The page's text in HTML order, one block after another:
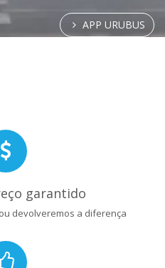
APP URUBUS
garantido
devolveremos a diferença